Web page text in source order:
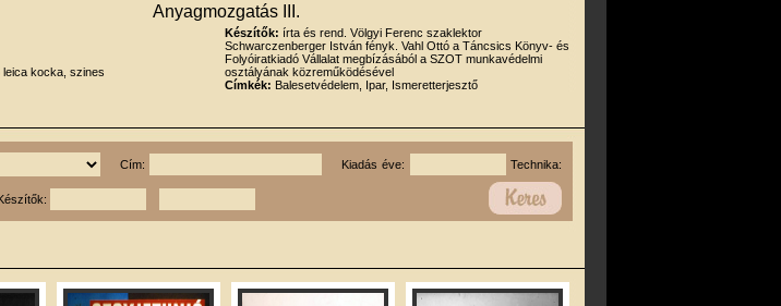
Anyagmozgatás III.
leica kocka, szines
Készítők: írta és rend. Völgyi Ferenc szaklektor
Schwarczenberger István fényk. Vahl Ottó a Táncsics Könyv- és
Folyóiratkiadó Vállalat megbízásából a SZOT munkavédelmi
osztályának közreműködésével
Címkék: Balesetvédelem, Ipar, Ismeretterjesztő
Cím: Kiadás éve: Technika: